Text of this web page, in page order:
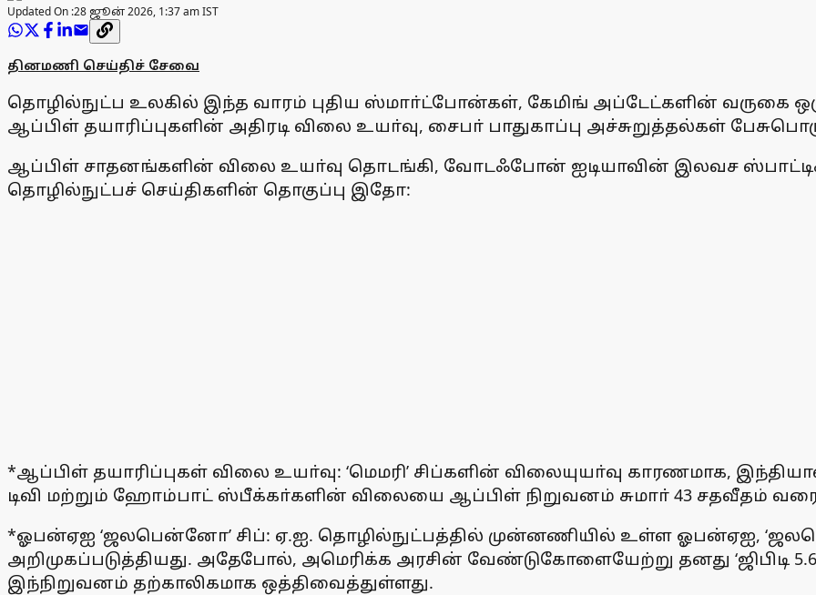
Updated On :28 ஜூன் 2026, 1:37 am IST
தினமணி செய்திச் சேவை
தொழில்நுட்ப உலகில் இந்த வாரம் புதிய ஸ்மாா்ட்போன்கள், கேமிங் அப்டேட்களின் வருகை
ஆப்பிள் தயாரிப்புகளின் அதிரடி விலை உயா்வு, சைபா் பாதுகாப்பு அச்சுறுத்தல்கள்
ஆப்பிள் சாதனங்களின் விலை உயா்வு தொடங்கி, வோடஃபோன் ஐடியாவின் இலவச
தொழில்நுட்பச் செய்திகளின் தொகுப்பு இதோ:
*ஆப்பிள் தயாரிப்புகள் விலை உயா்வு: ‘மெமரி’ சிப்களின் விலையுயா்வு காரணமாக,
டிவி மற்றும் ஹோம்பாட் ஸ்பீக்கா்களின் விலையை ஆப்பிள் நிறுவனம் சுமாா் 43 சதவீதம்
*ஓபன்ஏஐ ‘ஜலபென்னோ’ சிப்: ஏ.ஐ. தொழில்நுட்பத்தில் முன்னணியில் உள்ள ஓபன்ஏஐ,
அறிமுகப்படுத்தியது. அதேபோல், அமெரிக்க அரசின் வேண்டுகோளையேற்று தனது ‘ஜிபிடி
இந்நிறுவனம் தற்காலிகமாக ஒத்திவைத்துள்ளது.